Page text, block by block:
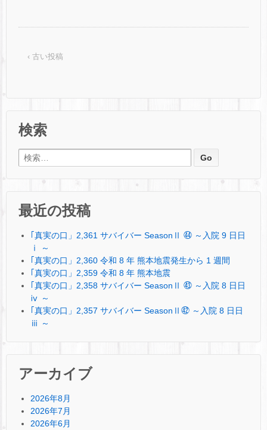
‹ 古い投稿
検索
検索:
最近の投稿
｢真実の口」2,361 サバイバー SeasonⅡ ㊹ ～入院 9 日日
ⅰ ～
｢真実の口」2,360 令和 8 年 熊本地震発生から 1 週間
｢真実の口」2,359 令和 8 年 熊本地震
｢真実の口」2,358 サバイバー SeasonⅡ ㊸ ～入院 8 日日
ⅳ ～
｢真実の口」2,357 サバイバー SeasonⅡ㊷ ～入院 8 日日
ⅲ ～
アーカイブ
2026年8月
2026年7月
2026年6月